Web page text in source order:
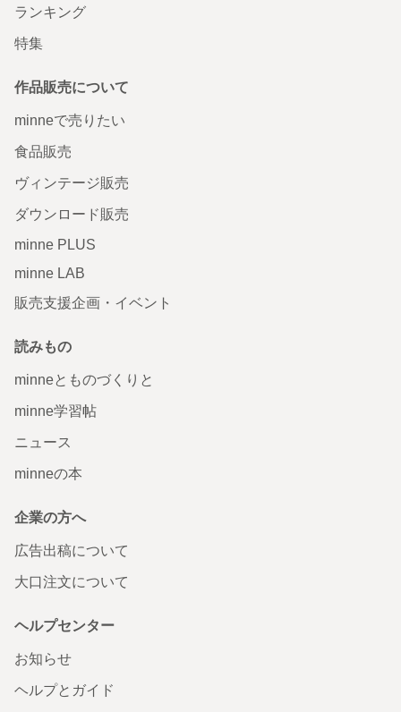
ランキング
特集
作品販売について
minneで売りたい
食品販売
ヴィンテージ販売
ダウンロード販売
minne PLUS
minne LAB
販売支援企画・イベント
読みもの
minneとものづくりと
minne学習帖
ニュース
minneの本
企業の方へ
広告出稿について
大口注文について
ヘルプセンター
お知らせ
ヘルプとガイド